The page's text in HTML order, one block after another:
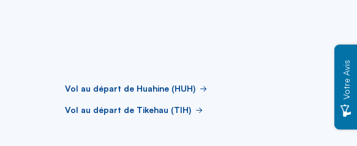
Vol au départ de Huahine (HUH)
Vol au départ de Tikehau (TIH)
Votre Avis